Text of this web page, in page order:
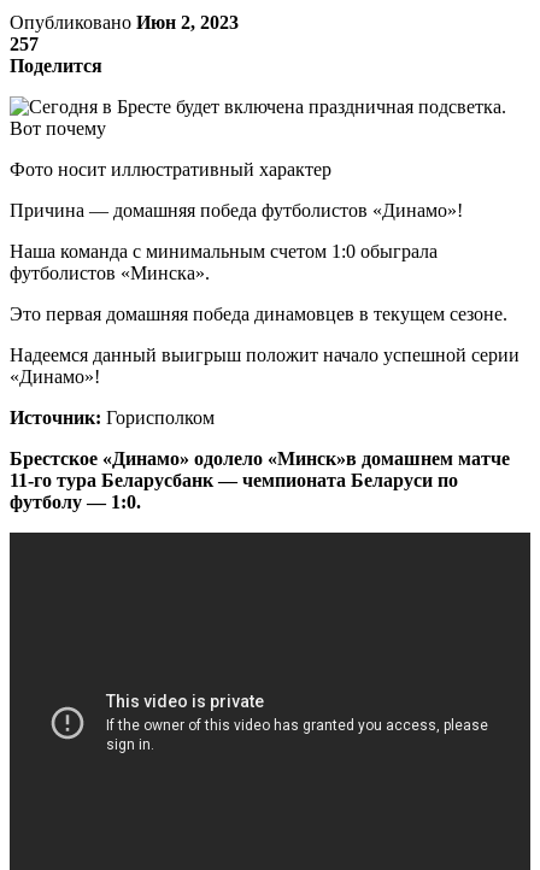
Опубликовано Июн 2, 2023
257
Поделится
Фото носит иллюстративный характер
Причина — домашняя победа футболистов «Динамо»!
Наша команда с минимальным счетом 1:0 обыграла
футболистов «Минска».
Это первая домашняя победа динамовцев в текущем сезоне.
Надеемся данный выигрыш положит начало успешной серии
«Динамо»!
Источник: Горисполком
Брестское «Динамо» одолело «Минск»в домашнем матче
11-го тура Беларусбанк — чемпионата Беларуси по
футболу — 1:0.